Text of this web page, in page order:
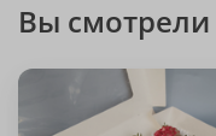
Вы смотрели